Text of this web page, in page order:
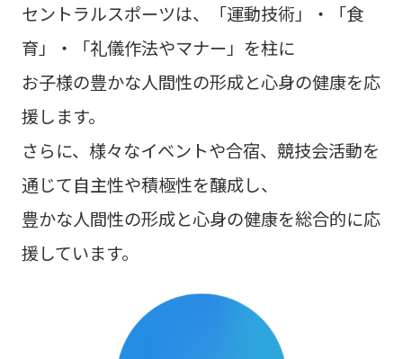
セントラルスポーツは、「運動技術」・「食
育」・「礼儀作法やマナー」を柱に
お子様の豊かな人間性の形成と心身の健康を応
援します。
さらに、様々なイベントや合宿、競技会活動を
通じて自主性や積極性を醸成し、
豊かな人間性の形成と心身の健康を総合的に応
援しています。